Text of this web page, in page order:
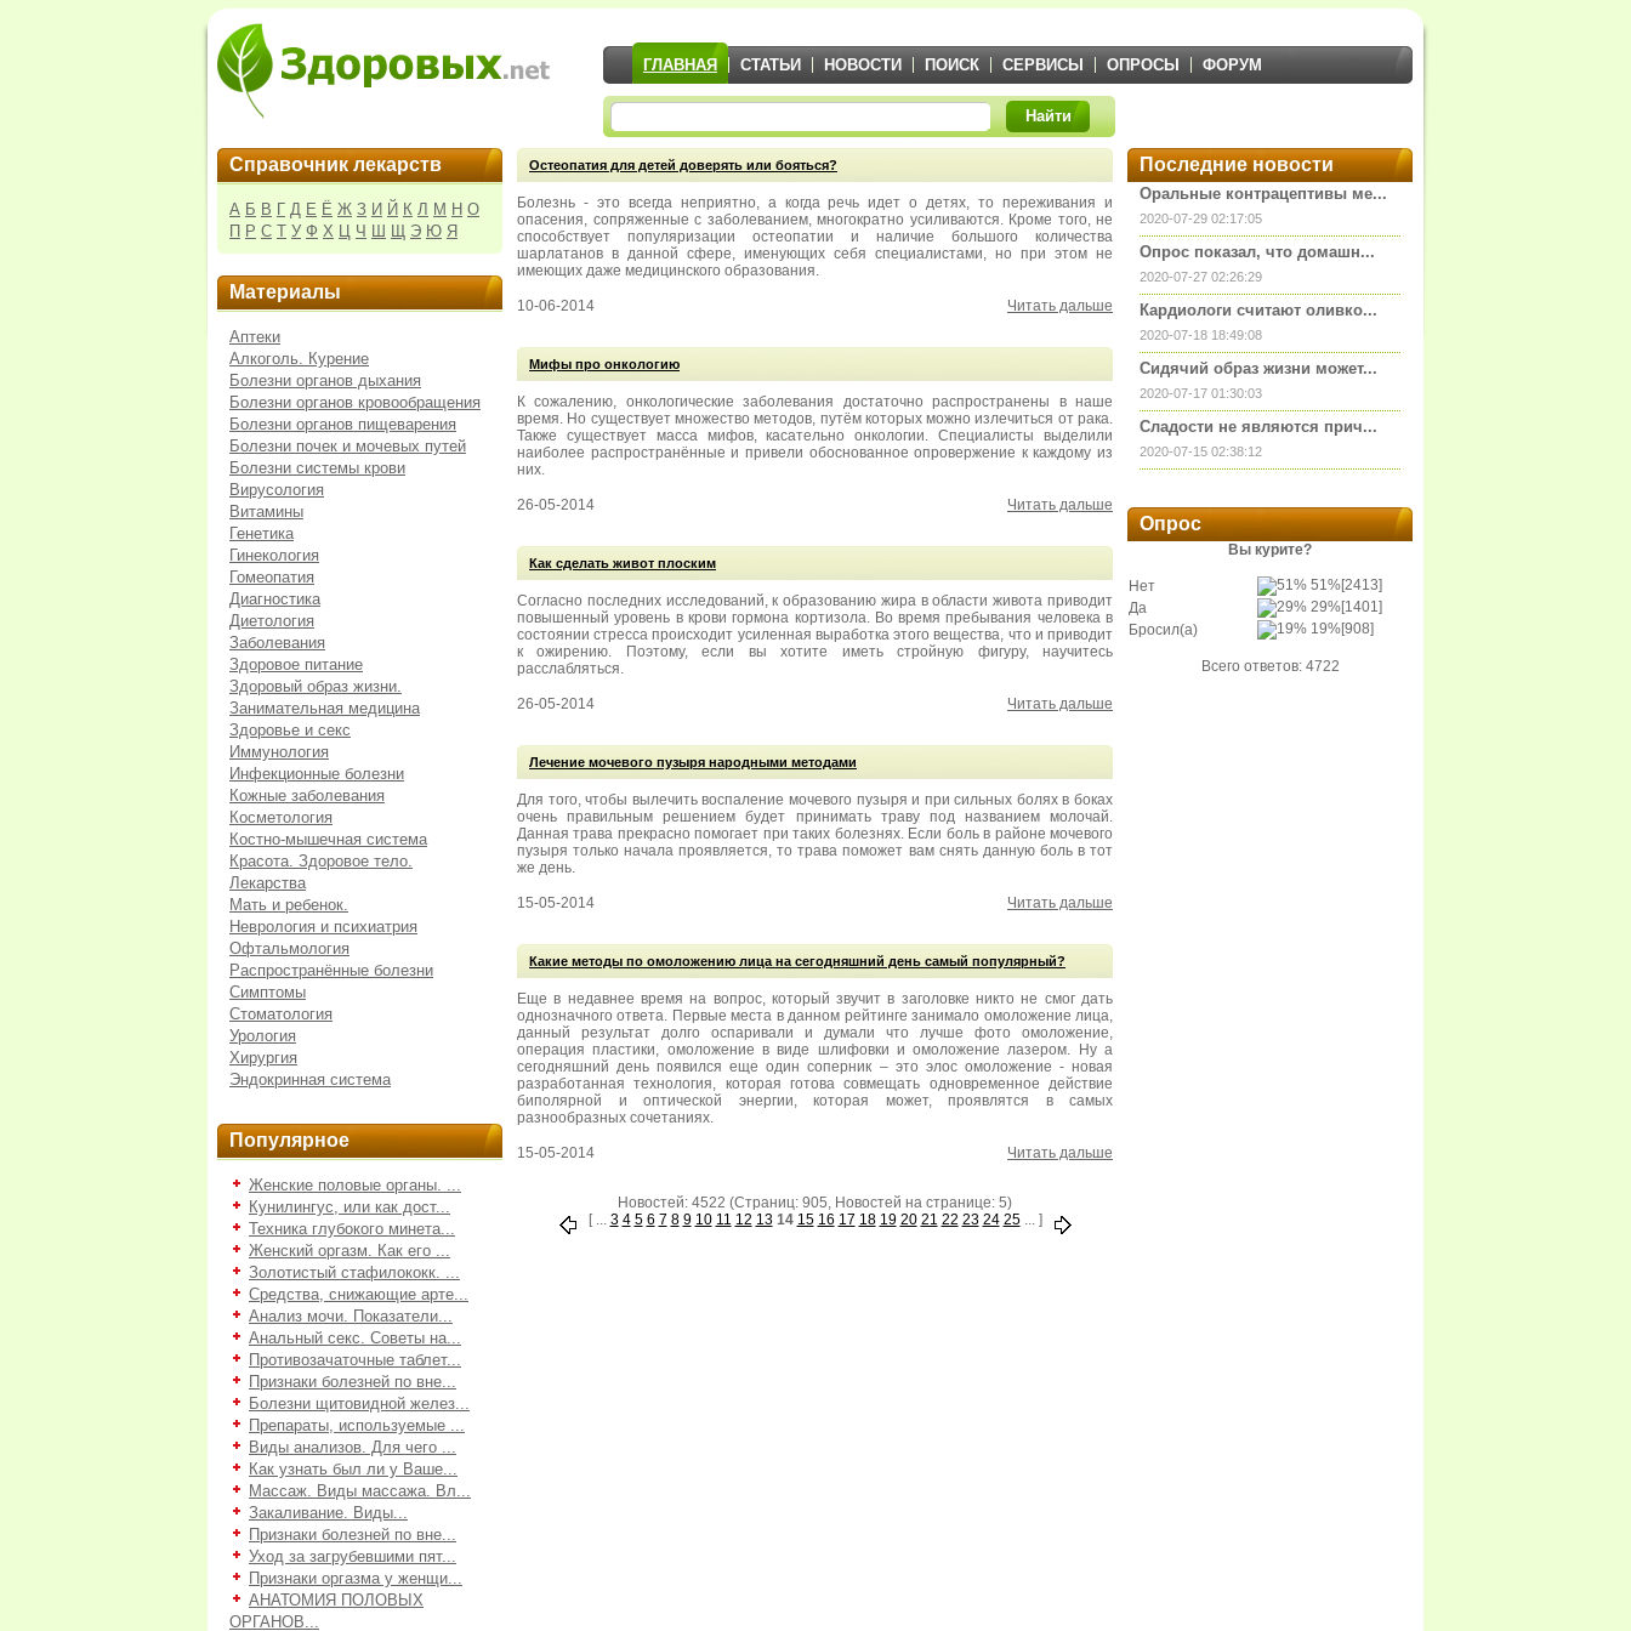
ГЛАВНАЯ СТАТЬИ НОВОСТИ ПОИСК СЕРВИСЫ ОПРОСЫ ФОРУМ
Найти
Справочник лекарств
А Б В Г Д Е Ё Ж З И Й К Л М Н О
П Р С Т У Ф Х Ц Ч Ш Щ Э Ю Я
Материалы
Аптеки
Алкоголь. Курение
Болезни органов дыхания
Болезни органов кровообращения
Болезни органов пищеварения
Болезни почек и мочевых путей
Болезни системы крови
Вирусология
Витамины
Генетика
Гинекология
Гомеопатия
Диагностика
Диетология
Заболевания
Здоровое питание
Здоровый образ жизни.
Занимательная медицина
Здоровье и секс
Иммунология
Инфекционные болезни
Кожные заболевания
Косметология
Костно-мышечная система
Красота. Здоровое тело.
Лекарства
Мать и ребенок.
Неврология и психиатрия
Офтальмология
Распространённые болезни
Симптомы
Стоматология
Урология
Хирургия
Эндокринная система
Популярное
Женские половые органы. ...
Кунилингус, или как дост...
Техника глубокого минета...
Женский оргазм. Как его ...
Золотистый стафилококк. ...
Средства, снижающие арте...
Анализ мочи. Показатели...
Анальный секс. Советы на...
Противозачаточные таблет...
Признаки болезней по вне...
Болезни щитовидной желез...
Препараты, используемые ...
Виды анализов. Для чего ...
Как узнать был ли у Ваше...
Массаж. Виды массажа. Вл...
Закаливание. Виды...
Признаки болезней по вне...
Уход за загрубевшими пят...
Признаки оргазма у женщи...
АНАТОМИЯ ПОЛОВЫХ
ОРГАНОВ...
Остеопатия для детей доверять или бояться?
Болезнь - это всегда неприятно, а когда речь идет о детях, то переживания и
опасения, сопряженные с заболеванием, многократно усиливаются. Кроме того, не
способствует популяризации остеопатии и наличие большого количества
шарлатанов в данной сфере, именующих себя специалистами, но при этом не
имеющих даже медицинского образования.
10-06-2014 Читать дальше
Мифы про онкологию
К сожалению, онкологические заболевания достаточно распространены в наше
время. Но существует множество методов, путём которых можно излечиться от рака.
Также существует масса мифов, касательно онкологии. Специалисты выделили
наиболее распространённые и привели обоснованное опровержение к каждому из
них.
26-05-2014 Читать дальше
Как сделать живот плоским
Согласно последних исследований, к образованию жира в области живота приводит
повышенный уровень в крови гормона кортизола. Во время пребывания человека в
состоянии стресса происходит усиленная выработка этого вещества, что и приводит
к ожирению. Поэтому, если вы хотите иметь стройную фигуру, научитесь
расслабляться.
26-05-2014 Читать дальше
Лечение мочевого пузыря народными методами
Для того, чтобы вылечить воспаление мочевого пузыря и при сильных болях в боках
очень правильным решением будет принимать траву под названием молочай.
Данная трава прекрасно помогает при таких болезнях. Если боль в районе мочевого
пузыря только начала проявляется, то трава поможет вам снять данную боль в тот
же день.
15-05-2014 Читать дальше
Какие методы по омоложению лица на сегодняшний день самый популярный?
Еще в недавнее время на вопрос, который звучит в заголовке никто не смог дать
однозначного ответа. Первые места в данном рейтинге занимало омоложение лица,
данный результат долго оспаривали и думали что лучше фото омоложение,
операция пластики, омоложение в виде шлифовки и омоложение лазером. Ну а
сегодняшний день появился еще один соперник – это элос омоложение - новая
разработанная технология, которая готова совмещать одновременное действие
биполярной и оптической энергии, которая может, проявлятся в самых
разнообразных сочетаниях.
15-05-2014 Читать дальше
Новостей: 4522 (Страниц: 905, Новостей на странице: 5)
[ ... 3 4 5 6 7 8 9 10 11 12 13 14 15 16 17 18 19 20 21 22 23 24 25... ]
Последние новости
Оральные контрацептивы ме...
2020-07-29 02:17:05
Опрос показал, что домашн...
2020-07-27 02:26:29
Кардиологи считают оливко...
2020-07-18 18:49:08
Сидячий образ жизни может...
2020-07-17 01:30:03
Сладости не являются прич...
2020-07-15 02:38:12
Опрос
Вы курите?
Нет 51%[2413]
Да
29%[1401]
Бросил(а)
19%[908]
Всего ответов: 4722